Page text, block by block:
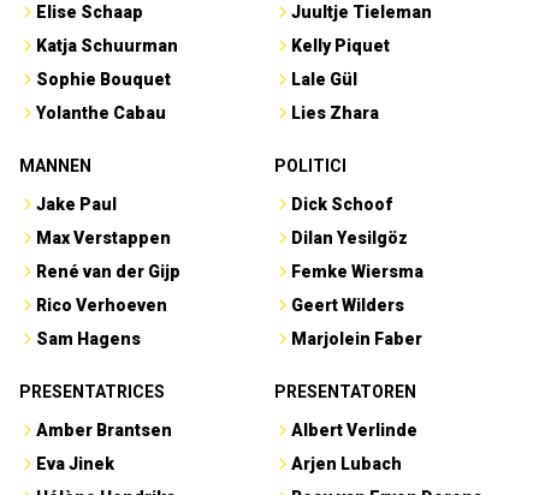
Elise Schaap
Katja Schuurman
Sophie Bouquet
Yolanthe Cabau
Juultje Tieleman
Kelly Piquet
Lale Gül
Lies Zhara
MANNEN
Jake Paul
Max Verstappen
René van der Gijp
Rico Verhoeven
Sam Hagens
POLITICI
Dick Schoof
Dilan Yesilgöz
Femke Wiersma
Geert Wilders
Marjolein Faber
PRESENTATRICES
Amber Brantsen
Eva Jinek
PRESENTATOREN
Albert Verlinde
Arjen Lubach